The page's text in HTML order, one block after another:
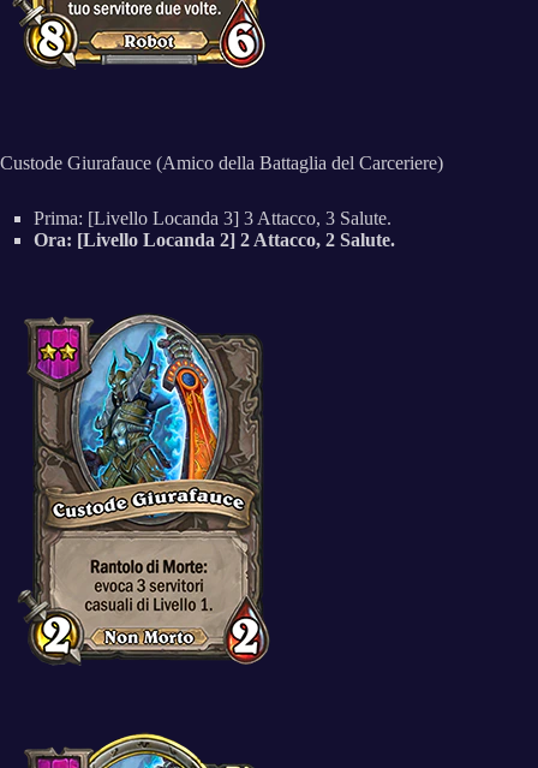
Custode Giurafauce (Amico della Battaglia del Carceriere)
Prima: [Livello Locanda 3] 3 Attacco, 3 Salute.
Ora: [Livello Locanda 2] 2 Attacco, 2 Salute.